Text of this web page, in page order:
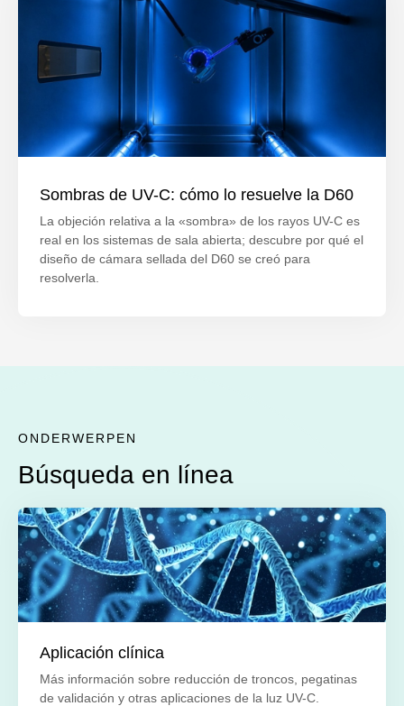
Sombras de UV-C: cómo lo resuelve la D60
La objeción relativa a la «sombra» de los rayos UV-C es
real en los sistemas de sala abierta; descubre por qué el
diseño de cámara sellada del D60 se creó para
resolverla.
ONDERWERPEN
Búsqueda en línea
Aplicación clínica
Más información sobre reducción de troncos, pegatinas
de validación y otras aplicaciones de la luz UV-C.